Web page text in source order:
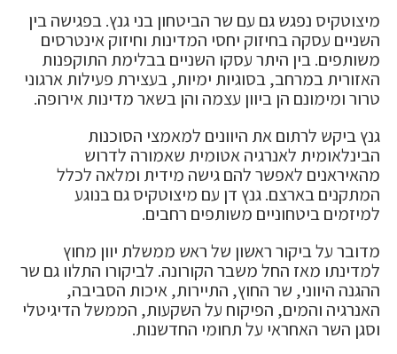
מיצוטקיס נפגש גם עם שר הביטחון בני גנץ. בפגישה בין
השניים עסקה בחיזוק יחסי המדינות וחיזוק אינטרסים
משותפים. בין היתר עסקו השניים בבלימת התוקפנות
האזורית במרחב, בסוגיות ימיות, בעצירת פעילות ארגוני
טרור ומימונם הן ביוון עצמה והן בשאר מדינות אירופה.
גנץ ביקש לרתום את היוונים למאמצי הסוכנות
הבינלאומית לאנרגיה אטומית שאמורה לדרוש
מהאיראנים לאפשר להם גישה מידית ומלאה לכלל
המתקנים בארצם. גנץ דן עם מיצוטקיס גם בנוגע
למיזמים ביטחוניים משותפים רחבים.
מדובר על ביקור ראשון של ראש ממשלת יוון מחוץ
למדינתו מאז החל משבר הקורונה. לביקורו התלוו גם שר
ההגנה היווני, שר החוץ, התיירות, איכות הסביבה,
האנרגיה והמים, הפיקוח על השקעות, הממשל הדיגיטלי
וסגן השר האחראי על תחומי החדשנות.